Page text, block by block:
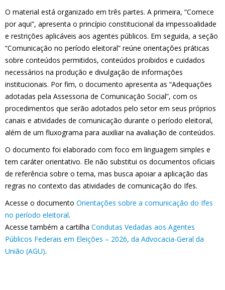
O material está organizado em três partes. A primeira, “Comece
por aqui”, apresenta o princípio constitucional da impessoalidade
e restrições aplicáveis aos agentes públicos. Em seguida, a seção
“Comunicação no período eleitoral” reúne orientações práticas
sobre conteúdos permitidos, conteúdos proibidos e cuidados
necessários na produção e divulgação de informações
institucionais. Por fim, o documento apresenta as “Adequações
adotadas pela Assessoria de Comunicação Social”, com os
procedimentos que serão adotados pelo setor em seus próprios
canais e atividades de comunicação durante o período eleitoral,
além de um fluxograma para auxiliar na avaliação de conteúdos.
O documento foi elaborado com foco em linguagem simples e
tem caráter orientativo. Ele não substitui os documentos oficiais
de referência sobre o tema, mas busca apoiar a aplicação das
regras no contexto das atividades de comunicação do Ifes.
Acesse o documento Orientações sobre a comunicação do Ifes
no período eleitoral.
Acesse também a cartilha Condutas Vedadas aos Agentes
Públicos Federais em Eleições – 2026, da Advocacia-Geral da
União (AGU).